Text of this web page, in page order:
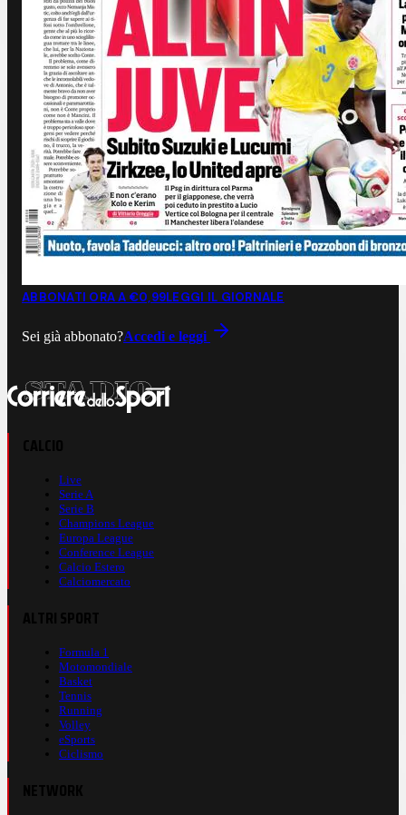
ABBONATI ORA A €0,99LEGGI IL GIORNALE
Sei già abbonato?Accedi e leggi
Live
Serie A
Serie B
Champions League
Europa League
Conference League
Calcio Estero
Calciomercato
Formula 1
Motomondiale
Basket
Tennis
Running
Volley
eSports
Ciclismo